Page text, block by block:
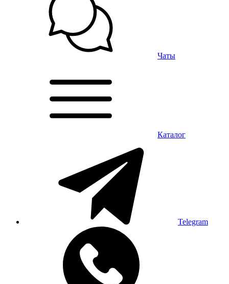
Чаты
Каталог
Telegram